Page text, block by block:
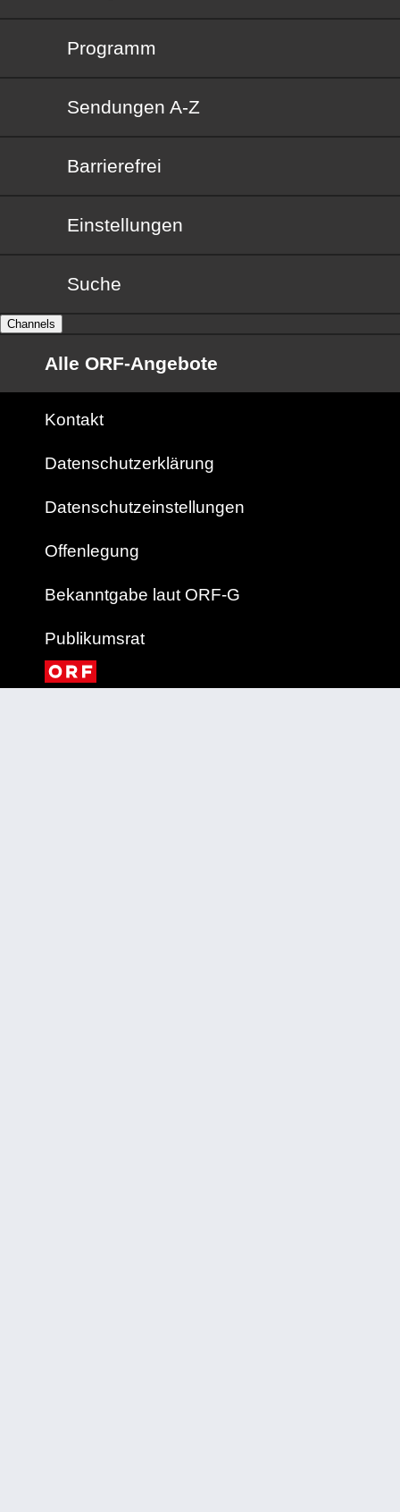
Programm
Sendungen von A bis Z
Sendungen A-Z
Barrierefrei
Barrierefrei
Einstellungen
Suche
Channels
Alle ORF-Angebote
Kontakt
Datenschutzerklärung
Datenschutzeinstellungen
Offenlegung
Bekanntgabe laut ORF-G
Publikumsrat